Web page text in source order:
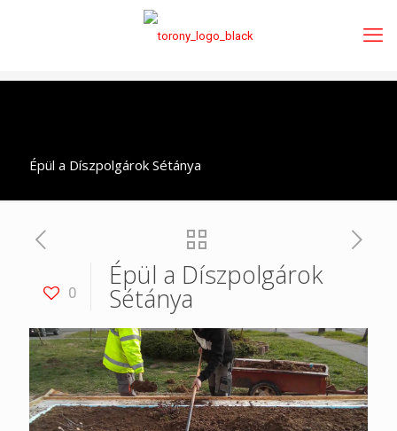
Épül a Díszpolgárok Sétánya
0
Épül a Díszpolgárok
Sétánya